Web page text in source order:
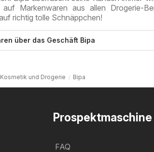
Markenwaren aus allen Drogerie-
richtig tolle Schnäppchen!
über das Geschäft Bipa
Kosmetik und Drogerie Bipa
Prospektmaschine
FAQ